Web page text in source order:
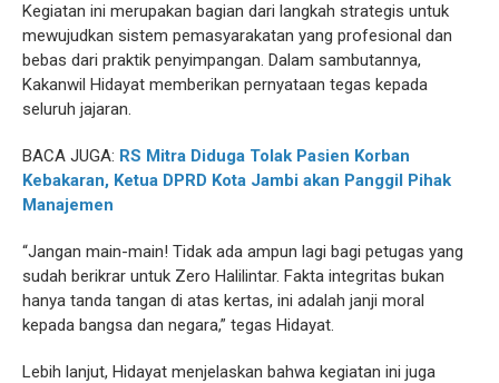
Kegiatan ini merupakan bagian dari langkah strategis untuk
mewujudkan sistem pemasyarakatan yang profesional dan
bebas dari praktik penyimpangan. Dalam sambutannya,
Kakanwil Hidayat memberikan pernyataan tegas kepada
seluruh jajaran.
BACA JUGA: RS Mitra Diduga Tolak Pasien Korban
Kebakaran, Ketua DPRD Kota Jambi akan Panggil Pihak
Manajemen
“Jangan main-main! Tidak ada ampun lagi bagi petugas yang
sudah berikrar untuk Zero Halilintar. Fakta integritas bukan
hanya tanda tangan di atas kertas, ini adalah janji moral
kepada bangsa dan negara,” tegas Hidayat.
Lebih lanjut, Hidayat menjelaskan bahwa kegiatan ini juga